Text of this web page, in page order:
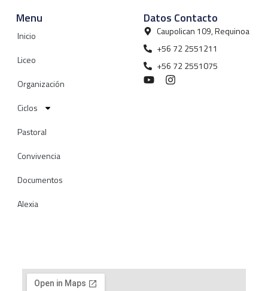
Menu
Inicio
Liceo
Organización
Ciclos
Pastoral
Convivencia
Documentos
Alexia
Datos Contacto
Caupolican 109, Requinoa
+56 72 2551211
+56 72 2551075